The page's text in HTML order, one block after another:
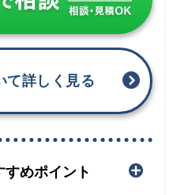
て詳しく見る
すめポイント